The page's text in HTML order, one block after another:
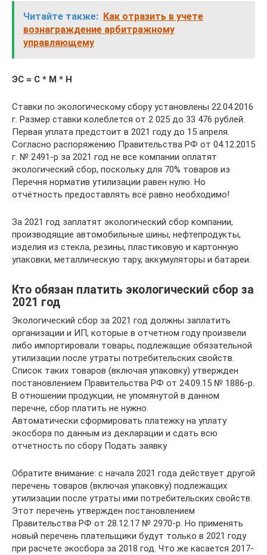
Читайте также: Как отразить в учете
вознаграждение арбитражному
управляющему
ЭС = С * М * Н
Ставки по экологическому сбору установлены 22.04.2016
г. Размер ставки колеблется от 2 025 до 33 476 рублей.
Первая уплата предстоит в 2021 году до 15 апреля.
Согласно распоряжению Правительства РФ от 04.12.2015
г. № 2491-р за 2021 год не все компании оплатят
экологический сбор, поскольку для 70% товаров из
Перечня норматив утилизации равен нулю. Но
отчётность предоставлять всё равно необходимо!
За 2021 год заплатят экологический сбор компании,
производящие автомобильные шины, нефтепродукты,
изделия из стекла, резины, пластиковую и картонную
упаковки, металлическую тару, аккумуляторы и батареи.
Кто обязан платить экологический сбор за
2021 год
Экологический сбор за 2021 год должны заплатить
организации и ИП, которые в отчетном году произвели
либо импортировали товары, подлежащие обязательной
утилизации после утраты потребительских свойств.
Список таких товаров (включая упаковку) утвержден
постановлением Правительства РФ от 24.09.15 № 1886-р.
В отношении продукции, не упомянутой в данном
перечне, сбор платить не нужно.
Автоматически сформировать платежку на уплату
экосбора по данным из декларации и сдать всю
отчетность по сбору Подать заявку
Обратите внимание: с начала 2021 года действует другой
перечень товаров (включая упаковку) подлежащих
утилизации после утраты ими потребительских свойств.
Этот перечень утвержден постановлением
Правительства РФ от 28.12.17 № 2970-р. Но применять
новый перечень плательщики будут только в 2021 году
при расчете экосбора за 2018 год. Что же касается 2017-